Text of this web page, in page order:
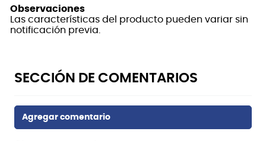
Observaciones
Las características del producto pueden variar sin
notificación previa.